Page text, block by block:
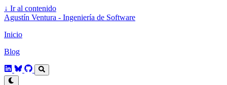
↓ Ir al contenido
Agustín Ventura - Ingeniería de Software
Inicio
Blog